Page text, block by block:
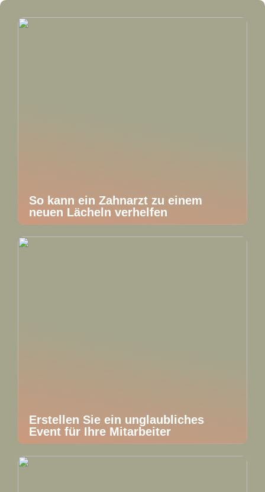
So kann ein Zahnarzt zu einem
neuen Lächeln verhelfen
Erstellen Sie ein unglaubliches
Event für Ihre Mitarbeiter